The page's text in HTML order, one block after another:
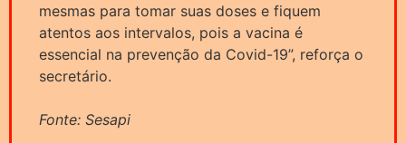
mesmas para tomar suas doses e fiquem
atentos aos intervalos, pois a vacina é
essencial na prevenção da Covid-19”, reforça o
secretário.
Fonte: Sesapi